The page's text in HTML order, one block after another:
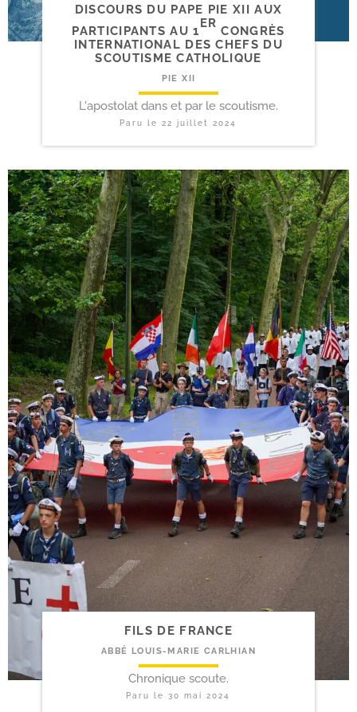
DISCOURS DU PAPE PIE XII AUX
PARTICIPANTS AU 1
ER
CONGRÈS
INTERNATIONAL DES CHEFS DU
SCOUTISME CATHOLIQUE
PIE XII
L'apostolat dans et par le scoutisme.
Paru le22 juillet 2024
FILS DE FRANCE
ABBÉ LOUIS-MARIE CARLHIAN
Chronique scoute.
Paru le30 mai 2024